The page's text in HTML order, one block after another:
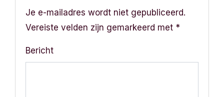
Je e-mailadres wordt niet gepubliceerd.
Vereiste velden zijn gemarkeerd met *
Bericht